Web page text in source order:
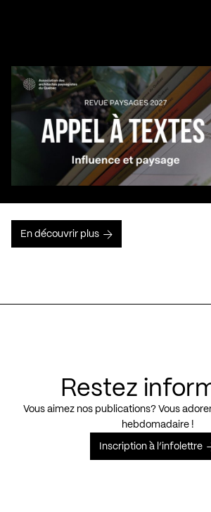
En découvrir plus
Restez
Vous aimez nos publications? Vous
hebdomadaire !
Inscription à l’infolettre